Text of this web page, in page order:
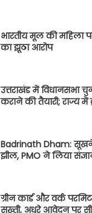
भारतीय मूल की महिला
का झूठा आरोप
उत्तराखंड में विधानसभा
कराने की तैयारी; राज्य में
Badrinath Dham:
झील, PMO ने लिया
ग्रीन कार्ड और वर्क
सख्ती, अधूरे आवेदन पर